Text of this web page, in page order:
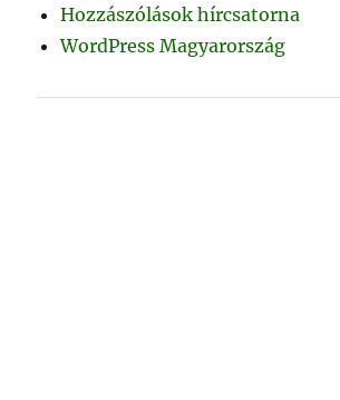
Hozzászólások hírcsatorna
WordPress Magyarország